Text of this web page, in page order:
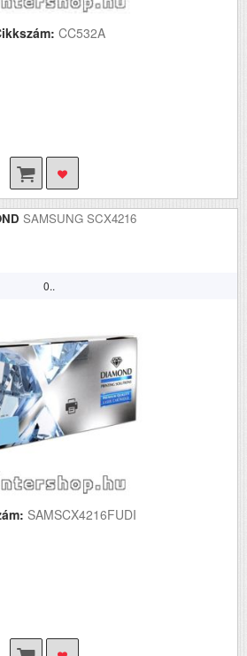
CC532A
SAMSUNG SCX4216
0..
SAMSCX4216FUDI